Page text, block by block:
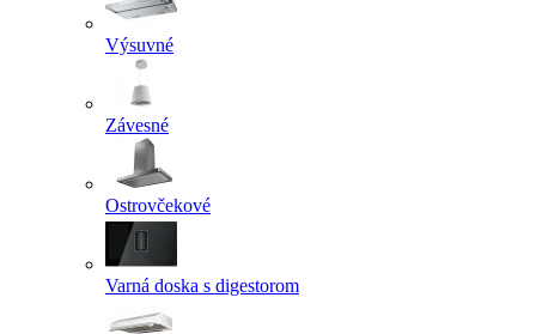
Výsuvné
Závesné
Ostrovčekové
Varná doska s digestorom